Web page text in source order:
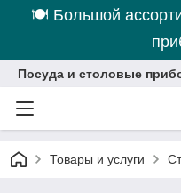
🍽 Большой
Посуда и столовые
Товары и услуги